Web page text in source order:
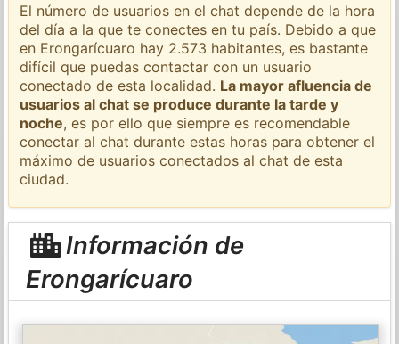
El número de usuarios en el chat depende de la hora
del día a la que te conectes en tu país. Debido a que
en Erongarícuaro hay 2.573 habitantes, es bastante
difícil que puedas contactar con un usuario
conectado de esta localidad. La mayor afluencia de
usuarios al chat se produce durante la tarde y
noche, es por ello que siempre es recomendable
conectar al chat durante estas horas para obtener el
máximo de usuarios conectados al chat de esta
ciudad.
Información de
Erongarícuaro